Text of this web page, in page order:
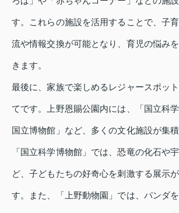
す。これらの施設を活用することで、子
流や情報交換が可能となり、育児の悩み
きます。
最後に、家族で楽しめるレジャースポッ
てです。上野恩賜公園内には、「国立科
国立博物館」など、多くの文化施設が集
「国立科学博物館」では、恐竜の化石や
ど、子どもたちの好奇心を刺激する展示
す。また、「上野動物園」では、パンダ